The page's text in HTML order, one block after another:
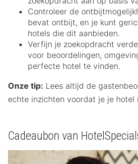
Controleer de
bevat ontbijt, en je kunt
hotels die dit aanbieden.
Verfijn je zoekopdracht
voor beoordelingen,
perfecte hotel te vinden.
Onze tip: Lees altijd de
echte inzichten voordat je je hotel
Cadeaubon van